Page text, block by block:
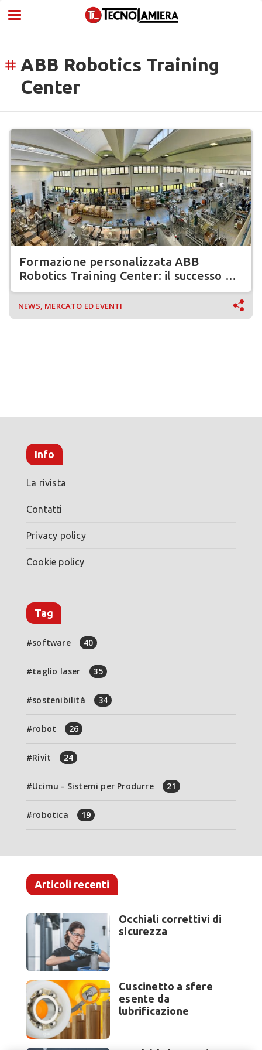
tag ABB Robotics Training
Center
Formazione personalizzata ABB
Robotics Training Center: il successo di
ABM Automazioni
NEWS, MERCATO ED EVENTI
Info
La rivista
Contatti
Privacy policy
Cookie policy
Tag
software 40
taglio laser 35
sostenibilità 34
robot 26
Rivit 24
Ucimu - Sistemi per Produrre 21
robotica 19
Articoli recenti
Occhiali correttivi di
sicurezza
Cuscinetto a sfere
esente da
lubrificazione